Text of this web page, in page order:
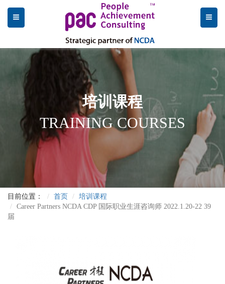
培训课程
TRAINING COURSES
目前位置： 首页
培训课程
Career Partners NCDA CDP 国际职业生涯咨询师 2022.1.20-22 39
届